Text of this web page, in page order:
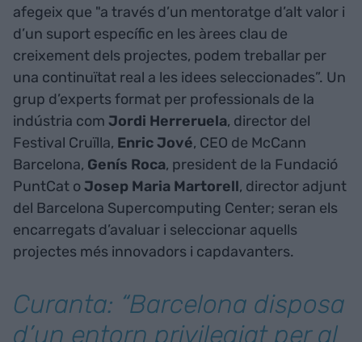
afegeix que "a través d’un mentoratge d’alt valor i
d’un suport específic en les àrees clau de
creixement dels projectes, podem treballar per
una continuïtat real a les idees seleccionades”. Un
grup d’experts format per professionals de la
indústria com Jordi Herreruela, director del
Festival Cruïlla, EnricJové, CEO de McCann
Barcelona, Genís Roca, president de la Fundació
PuntCat oJosep Maria Martorell, director adjunt
del Barcelona Supercomputing Center; seran els
encarregats d’avaluar i seleccionar aquells
projectes més innovadors i capdavanters.
Curanta: “Barcelona disposa
d’un entorn privilegiat per al